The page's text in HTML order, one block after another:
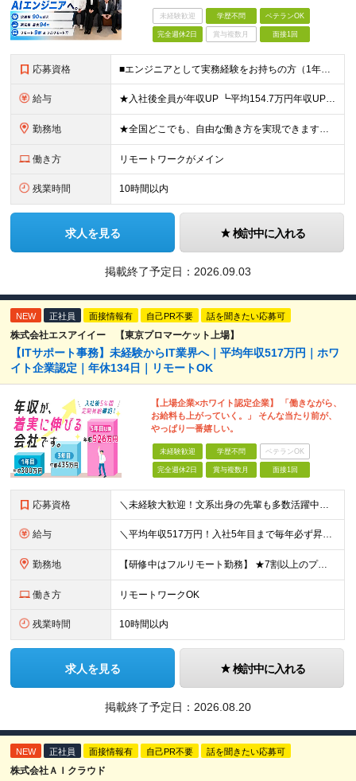
未経験歓迎 学歴不問 ベテランOK
完全週休2日 賞与複数月 面接1回
応募資格 ■エンジニアとして実務経験をお持ちの方（1年以上） ■学歴不問 ■既卒・第二新卒OK ☆Tech Labの事業内容、ビジョンに共感できる⽅はぜひご応募ください！ ☆意欲重視の採用です！ 「経歴に自信
給与 ★入社後全員が年収UP ┗平均154.7万円年収UP！ ┗最大380万円UPの実績も 月給35万円～100万円＋決算賞与＋各種手当 【 給与イメージ 】 ■経験1年以上…月給35万円～＋決算賞与
勤務地 ★全国どこでも、自由な働き方を実現できます！ 全国のプロジェクト先やフルリモート環境での勤務も可能です。 ＼自由度の高い働き方、叶えます／ ・フルリモートで働きたい ・ハイブリットに働きたい ・家庭
働き方 リモートワークがメイン
残業時間 10時間以内
求人を見る 検討中に入れる
掲載終了予定日： 2026.09.03
NEW 正社員 面接情報有 自己PR不要 話を聞きたい応募可
株式会社エスアイイー 【東京プロマーケット上場】
【ITサポート事務】未経験からIT業界へ｜平均年収517万円｜ホワ
イト企業認定｜年休134日｜リモートOK
【上場企業×ホワイト認定企業】 「働きながら、
お給料も上がっていく。」 そんな当たり前が、
やっぱり一番嬉しい。
未経験歓迎 学歴不問 ベテランOK
完全週休2日 賞与複数月 面接1回
応募資格 ＼未経験大歓迎！文系出身の先輩も多数活躍中／ ◆PCスキルに自信のない方も歓迎 ◆完全未経験OK ◆社会人デビューもOK ◆学歴不問 「働きながら少しずつ専門スキルを身につけたい」という意欲重視の採
給与 ＼平均年収517万円！入社5年目まで毎年必ず昇給／ ■賞与年3回 ■年収800万円以上も可 ■入社3年以上の平均年収469.2万円 月給23万2000円以上＋賞与年3回＋各種手当 ☆入社5年目まで最
勤務地 【研修中はフルリモート勤務】 ★7割以上のプロジェクトでリモートワークを導入 ★一都三県のプロジェクト先 ★転居を伴う転勤なし ＜プロジェクト先＞ 東京・神奈川・千葉・埼玉でのプロジェクト先にて勤務
働き方 リモートワークOK
残業時間 10時間以内
求人を見る 検討中に入れる
掲載終了予定日： 2026.08.20
NEW 正社員 面接情報有 自己PR不要 話を聞きたい応募可
株式会社ＡＩクラウド